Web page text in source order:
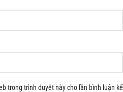
trong trình duyệt này cho lần bình luận kế